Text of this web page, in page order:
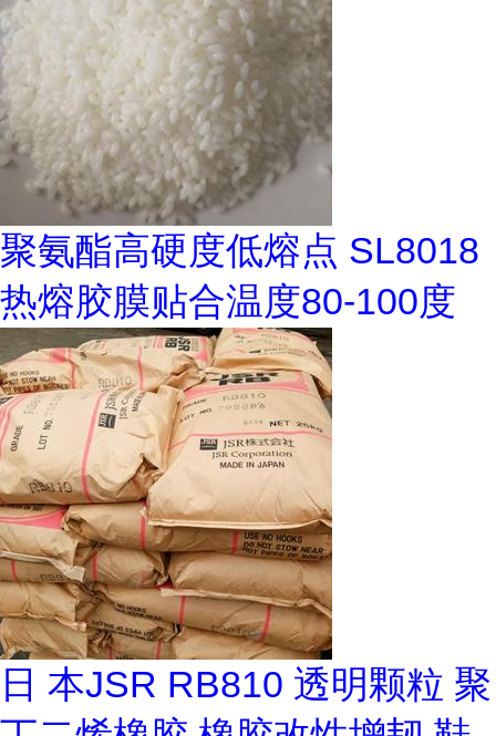
聚氨酯高硬度低熔点 SL8018
热熔胶膜贴合温度80-100度
日 本JSR RB810 透明颗粒 聚